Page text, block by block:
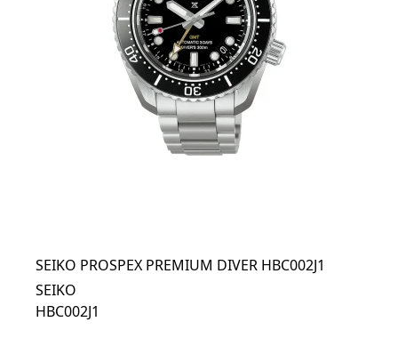
SEIKO PROSPEX PREMIUM DIVER HBC002J1
SEIKO
HBC002J1